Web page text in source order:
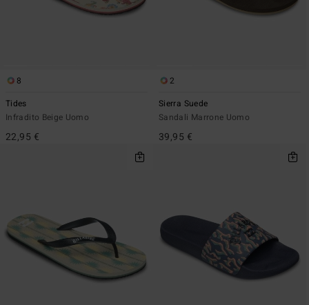
8
Tides
Infradito Beige Uomo
22,95 €
2
Sierra Suede
Sandali Marrone Uomo
39,95 €